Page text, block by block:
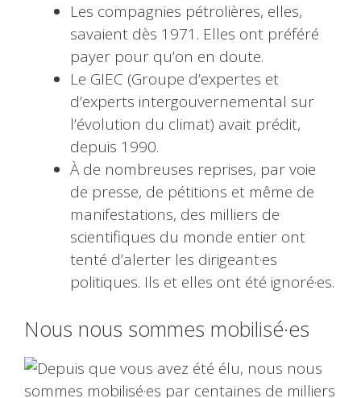
Les compagnies pétrolières, elles,
savaient dès 1971. Elles ont préféré
payer pour qu’on en doute.
Le GIEC (Groupe d’expertes et
d’experts intergouvernemental sur
l’évolution du climat) avait prédit,
depuis 1990.
À de nombreuses reprises, par voie
de presse, de pétitions et même de
manifestations, des milliers de
scientifiques du monde entier ont
tenté d’alerter les dirigeant·es
politiques. Ils et elles ont été ignoré·es.
Nous nous sommes mobilisé·es